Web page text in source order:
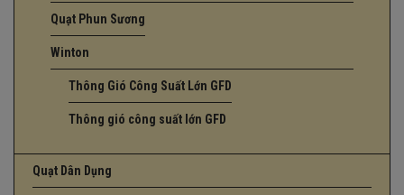
Quạt Phun Sương
Winton
Thông Gió Công Suất Lớn GFD
Thông gió công suất lớn GFD
Quạt Dân Dụng